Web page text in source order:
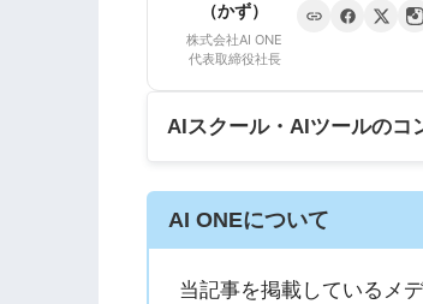
（かず）
株式会社AI ONE
代表取締役社長
運営。「AIで
AIスクール・AIツールのコ
AI ONEについて
当記事を掲載しているメ